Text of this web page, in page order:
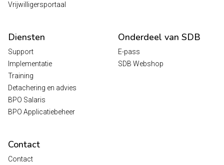
Vrijwilligersportaal
Diensten
Support
Implementatie
Training
Detachering en advies
BPO Salaris
BPO Applicatiebeheer
Onderdeel van SDB
E-pass
SDB Webshop
Contact
Contact